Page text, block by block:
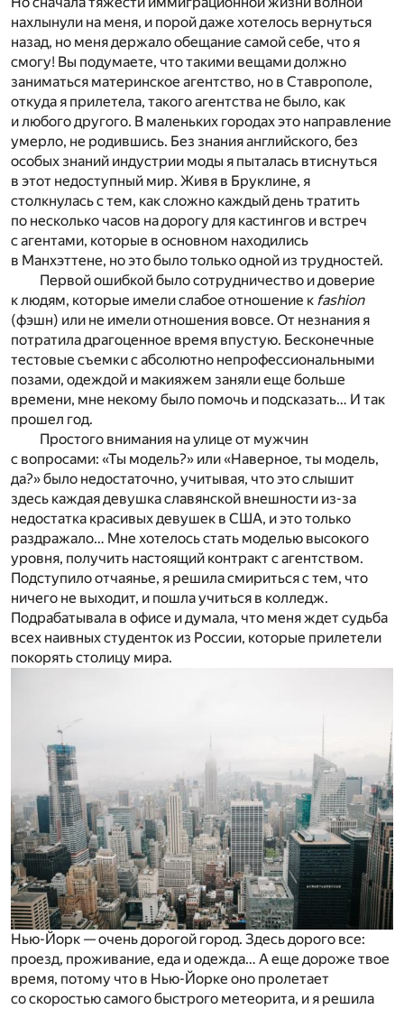
нахлынули на меня, и порой даже хотелось вернуться
назад, но меня держало обещание самой себе, что я
смогу! Вы подумаете, что такими вещами должно
заниматься материнское агентство, но в Ставрополе,
откуда я прилетела, такого агентства не было, как
и любого другого. В маленьких городах это направление
умерло, не родившись. Без знания английского, без
особых знаний индустрии моды я пыталась втиснуться
в этот недоступный мир. Живя в Бруклине, я
столкнулась с тем, как сложно каждый день тратить
по несколько часов на дорогу для кастингов и встреч
с агентами, которые в основном находились
в Манхэттене, но это было только одной из трудностей.
Первой ошибкой было сотрудничество и доверие
к людям, которые имели слабое отношение к fashion
(фэшн) или не имели отношения вовсе. От незнания я
потратила драгоценное время впустую. Бесконечные
тестовые съемки с абсолютно непрофессиональными
позами, одеждой и макияжем заняли еще больше
времени, мне некому было помочь и подсказать… И так
прошел год.
Простого внимания на улице от мужчин
с вопросами: «Ты модель?» или «Наверное, ты модель,
да?» было недостаточно, учитывая, что это слышит
здесь каждая девушка славянской внешности из-за
недостатка красивых девушек в США, и это только
раздражало… Мне хотелось стать моделью высокого
уровня, получить настоящий контракт с агентством.
Подступило отчаянье, я решила смириться с тем, что
ничего не выходит, и пошла учиться в колледж.
Подрабатывала в офисе и думала, что меня ждет судьба
всех наивных студенток из России, которые прилетели
покорять столицу мира.
Нью-Йорк — очень дорогой город. Здесь дорого все:
проезд, проживание, еда и одежда… А еще дороже твое
время, потому что в Нью-Йорке оно пролетает
со скоростью самого быстрого метеорита, и я решила